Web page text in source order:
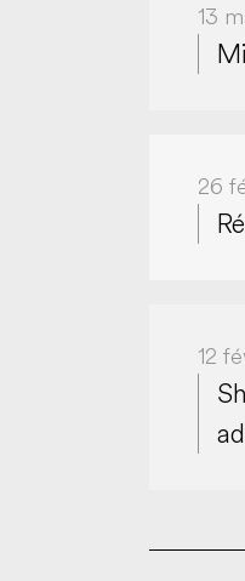
13
26
12